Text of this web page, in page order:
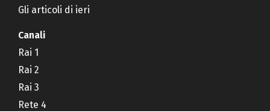
Gli articoli di ieri
Canali
Rai 1
Rai 2
Rai 3
Rete 4